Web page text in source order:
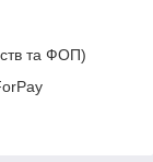
та ФОП)